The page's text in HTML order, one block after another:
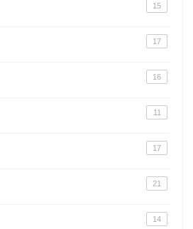
15
17
16
11
17
21
14